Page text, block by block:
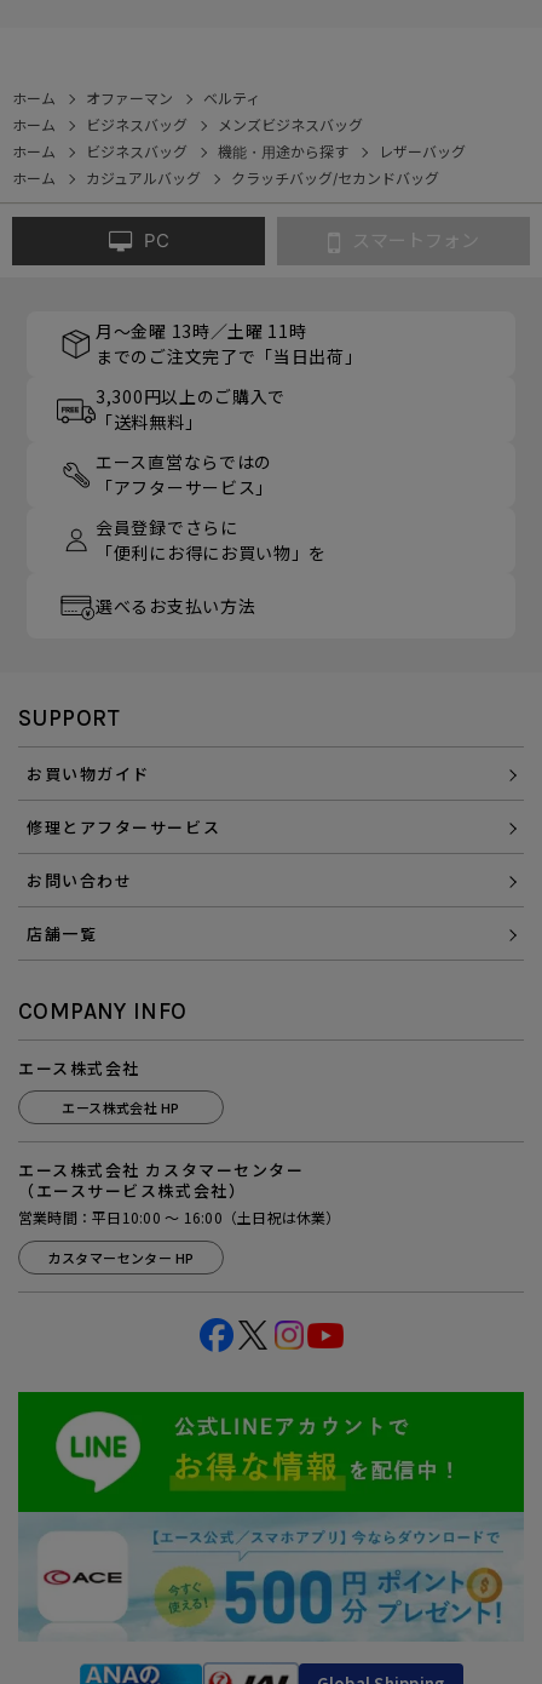
ホーム オファーマン
ベルティ
ホーム
ビジネスバッグ
メンズビジネスバッグ
ホーム
ビジネスバッグ 機能・用途から探す
レザーバッグ
ホーム
カジュアルバッグ クラッチバッグ/セカンドバッグ
PC スマートフォン
月～金曜 13時／土曜 11時
までのご注文完了で「当日出荷」
3,300円以上のご購入で
「送料無料」
エース直営ならではの
「アフターサービス」
会員登録でさらに
「便利にお得にお買い物」を
選べるお支払い方法
SUPPORT
お買い物ガイド
修理とアフターサービス
お問い合わせ
店舗一覧
COMPANY INFO
エース株式会社
エース株式会社 HP
エース株式会社 カスタマーセンター
（エースサービス株式会社）
営業時間：平日10:00 ～ 16:00（土日祝は休業）
カスタマーセンター HP